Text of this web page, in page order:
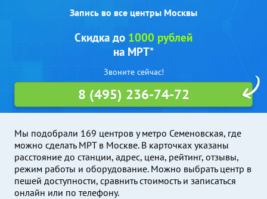
Запись во все центры Москвы
Мы подобрали 169 центров у метро Семеновская, где
можно сделать МРТ в Москве. В карточках указаны
расстояние до станции, адрес, цена, рейтинг, отзывы,
режим работы и оборудование. Можно выбрать центр в
пешей доступности, сравнить стоимость и записаться
онлайн или по телефону.
Скидка до 1000 рублей
на МРТ*
Звоните сейчас!
8 (495) 236-74-72